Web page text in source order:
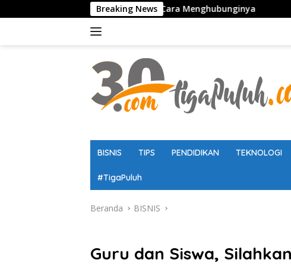
ke
Breaking News
Lengkap Cara Menghubunginya Kaldik Jatim 2026/
BISNIS TIPS PENDIDIKAN TEKNOLOGI
#TigaPuluh
Beranda BISNIS
Guru dan Siswa,